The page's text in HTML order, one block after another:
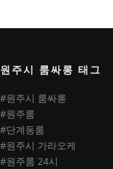
원주시 룸싸롱 태그
#원주시 룸싸롱
#원주룸
#단계동룸
#원주시 가라오케
#원주룸 24시